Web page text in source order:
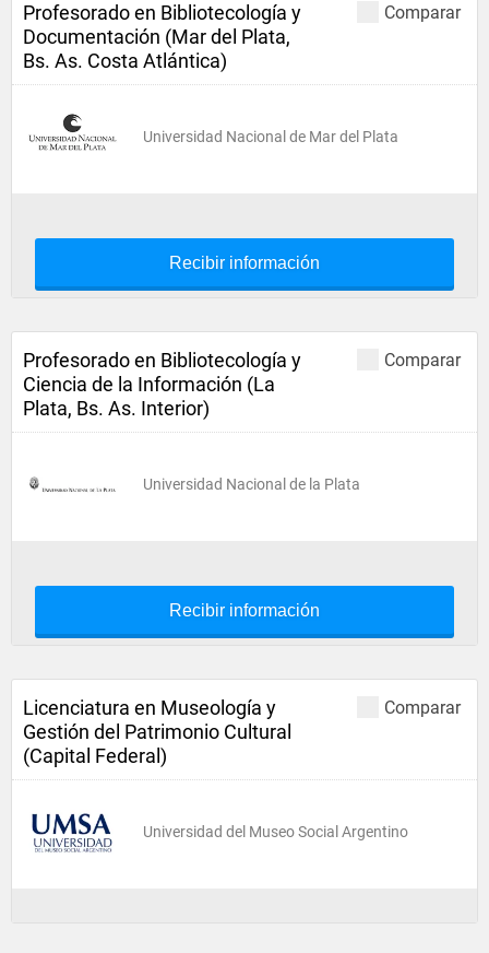
Comparar
Profesorado en Bibliotecología y
Documentación (Mar del Plata,
Bs. As. Costa Atlántica)
Universidad Nacional de Mar del Plata
Recibir información
Comparar
Profesorado en Bibliotecología y
Ciencia de la Información (La
Plata, Bs. As. Interior)
Universidad Nacional de la Plata
Recibir información
Comparar
Licenciatura en Museología y
Gestión del Patrimonio Cultural
(Capital Federal)
Universidad del Museo Social Argentino